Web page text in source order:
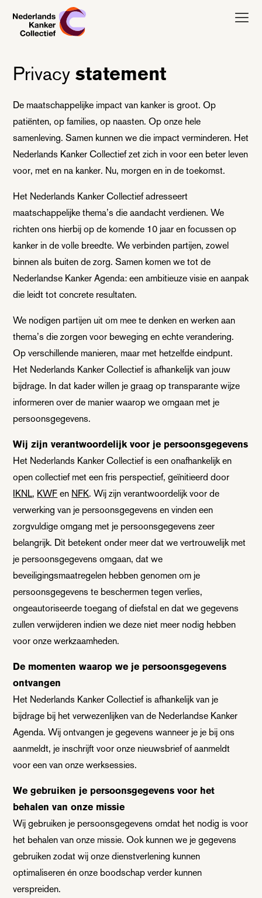
Nederlands Kanker Collectief, terug naar de homepagina
Privacystatement
De maatschappelijke impact van kanker is groot. Op
patiënten, op families, op naasten. Op onze hele
samenleving. Samen kunnen we die impact verminderen. Het
Nederlands Kanker Collectief zet zich in voor een beter leven
voor, met en na kanker. Nu, morgen en in de toekomst.
Het Nederlands Kanker Collectief adresseert
maatschappelijke thema’s die aandacht verdienen. We
richten ons hierbij op de komende 10 jaar en focussen op
kanker in de volle breedte. We verbinden partijen, zowel
binnen als buiten de zorg. Samen komen we tot de
Nederlandse Kanker Agenda: een ambitieuze visie en aanpak
die leidt tot concrete resultaten.
We nodigen partijen uit om mee te denken en werken aan
thema’s die zorgen voor beweging en echte verandering.
Op verschillende manieren, maar met hetzelfde eindpunt.
Het Nederlands Kanker Collectief is afhankelijk van jouw
bijdrage. In dat kader willen je graag op transparante wijze
informeren over de manier waarop we omgaan met je
persoonsgegevens.
Wij zijn verantwoordelijk voor je persoonsgegevens
Het Nederlands Kanker Collectief is een onafhankelijk en
open collectief met een fris perspectief, geïnitieerd door
IKNL, KWF en NFK. Wij zijn verantwoordelijk voor de
verwerking van je persoonsgegevens en vinden een
zorgvuldige omgang met je persoonsgegevens zeer
belangrijk. Dit betekent onder meer dat we vertrouwelijk met
je persoonsgegevens omgaan, dat we
beveiligingsmaatregelen hebben genomen om je
persoonsgegevens te beschermen tegen verlies,
ongeautoriseerde toegang of diefstal en dat we gegevens
zullen verwijderen indien we deze niet meer nodig hebben
voor onze werkzaamheden.
De momenten waarop we je persoonsgegevens
ontvangen
Het Nederlands Kanker Collectief is afhankelijk van je
bijdrage bij het verwezenlijken van de Nederlandse Kanker
Agenda. Wij ontvangen je gegevens wanneer je je bij ons
aanmeldt, je inschrijft voor onze nieuwsbrief of aanmeldt
voor een van onze werksessies.
We gebruiken je persoonsgegevens voor het
behalen van onze missie
Wij gebruiken je persoonsgegevens omdat het nodig is voor
het behalen van onze missie. Ook kunnen we je gegevens
gebruiken zodat wij onze dienstverlening kunnen
optimaliseren én onze boodschap verder kunnen
verspreiden.